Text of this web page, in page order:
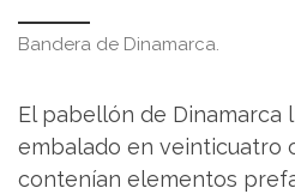
Bandera de Dinamarca.
El pabellón de Dinamarca
embalado en veinticuatro
contenían elementos